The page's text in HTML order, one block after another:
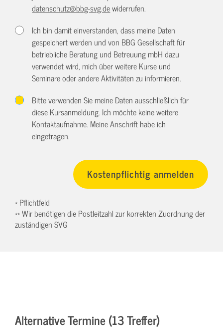
datenschutz@bbg-svg.dewiderrufen.
Ich bin damit einverstanden, dass meine Daten
gespeichert werden und von BBG Gesellschaft für
betriebliche Beratung und Betreuung mbH dazu
verwendet wird, mich über weitere Kurse und
Seminare oder andere Aktivitäten zu informieren.
Bitte verwenden Sie meine Daten ausschließlich für
diese Kursanmeldung. Ich möchte keine weitere
Kontaktaufnahme. Meine Anschrift habe ich
eingetragen.
* Pflichtfeld
** Wir benötigen die Postleitzahl zur korrekten Zuordnung der
zuständigen SVG
Alternative Termine (13 Treffer)